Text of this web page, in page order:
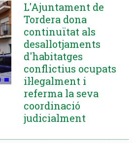
L'Ajuntament de
Tordera dona
continuïtat als
desallotjaments
d'habitatges
conflictius ocupats
il·legalment i
referma la seva
coordinació
judicialment